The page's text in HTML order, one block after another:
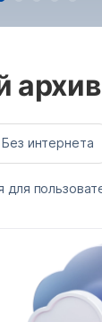
архив
Без интернета